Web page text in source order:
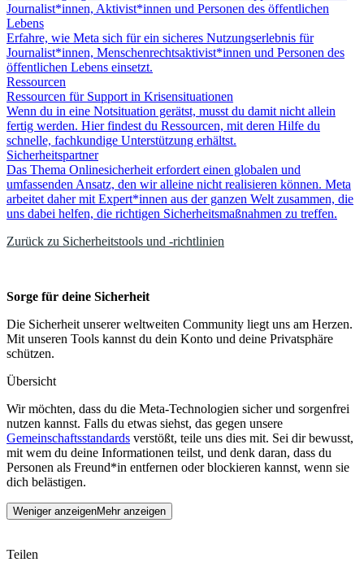
Journalist*innen, Aktivist*innen und Personen des öffentlichen
Lebens
Erfahre, wie Meta sich für ein sicheres Nutzungserlebnis für
Journalist*innen, Menschenrechtsaktivist*innen und Personen des
öffentlichen Lebens einsetzt.
Ressourcen
Ressourcen für Support in Krisensituationen
Wenn du in eine Notsituation gerätst, musst du damit nicht allein
fertig werden. Hier findest du Ressourcen, mit deren Hilfe du
schnelle, fachkundige Unterstützung erhältst.
Sicherheitspartner
Das Thema Onlinesicherheit erfordert einen globalen und
umfassenden Ansatz, den wir alleine nicht realisieren können. Meta
arbeitet daher mit Expert*innen aus der ganzen Welt zusammen, die
uns dabei helfen, die richtigen Sicherheitsmaßnahmen zu treffen.
Zurück zu Sicherheitstools und -richtlinien
Sorge für deine Sicherheit
Die Sicherheit unserer weltweiten Community liegt uns am Herzen.
Mit unseren Tools kannst du dein Konto und deine Privatsphäre
schützen.
Übersicht
Wir möchten, dass du die Meta-Technologien sicher und sorgenfrei
nutzen kannst. Falls du etwas siehst, das gegen unsere
Gemeinschaftsstandards verstößt, teile uns dies mit. Sei dir bewusst,
mit wem du deine Informationen teilst, und denk daran, dass du
Personen als Freund*in entfernen oder blockieren kannst, wenn sie
dich belästigen.
Weniger anzeigenMehr anzeigen
Teilen